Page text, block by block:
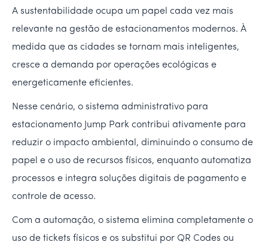
A sustentabilidade ocupa um papel cada vez mais
relevante na gestão de estacionamentos modernos. À
medida que as cidades se tornam mais inteligentes,
cresce a demanda por operações ecológicas e
energeticamente eficientes.
Nesse cenário, o sistema administrativo para
estacionamento Jump Park contribui ativamente para
reduzir o impacto ambiental, diminuindo o consumo de
papel e o uso de recursos físicos, enquanto automatiza
processos e integra soluções digitais de pagamento e
controle de acesso.
Com a automação, o sistema elimina completamente o
uso de tickets físicos e os substitui por QR Codes ou